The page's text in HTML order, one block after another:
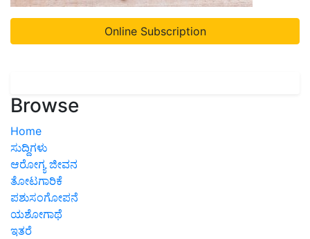
Online Subscription
Browse
Home
ಸುದ್ದಿಗಳು
ಆರೋಗ್ಯ ಜೀವನ
ತೋಟಗಾರಿಕೆ
ಪಶುಸಂಗೋಪನೆ
ಯಶೋಗಾಥೆ
ಇತರೆ